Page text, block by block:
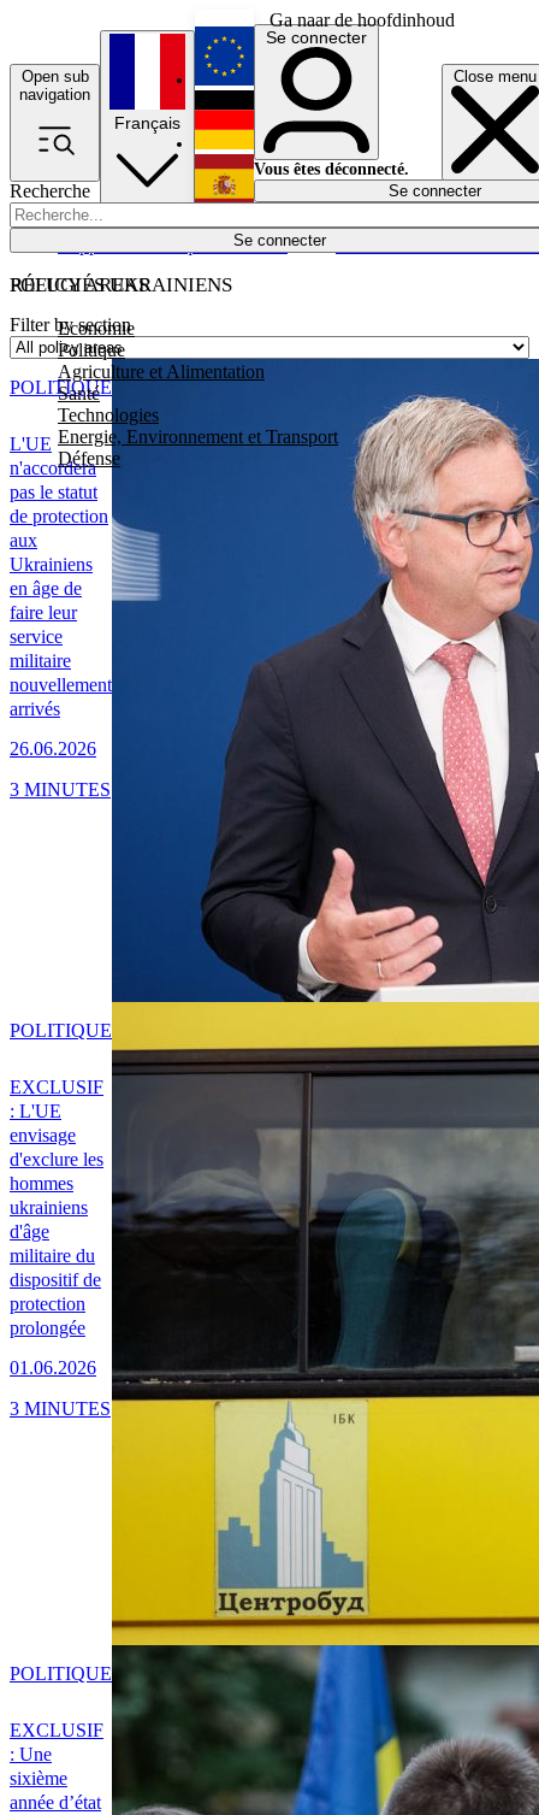
Ga naar de hoofdinhoud
Open sub
navigation
Close menu
Recherche
Se connecter
POLICY AREAS
Economie
Politique
Agriculture et Alimentation
Santé
Technologies
Energie, Environnement et Transport
Défense
Économie
Français
English
Deutsch
Español
Se connecter
Vous êtes déconnecté.
Se connecter
RÉFUGIÉS UKRAINIENS
Filter by section
L'UE
n'accordera
pas le statut
de protection
aux
Ukrainiens
en âge de
faire leur
service
militaire
nouvellement
arrivés
26.06.2026
POLITIQUE
3 MINUTES
EXCLUSIF
: L'UE
envisage
d'exclure les
hommes
ukrainiens
d'âge
militaire du
dispositif de
protection
prolongée
01.06.2026
POLITIQUE
3 MINUTES
EXCLUSIF
: Une
sixième
année d’état
POLITIQUE